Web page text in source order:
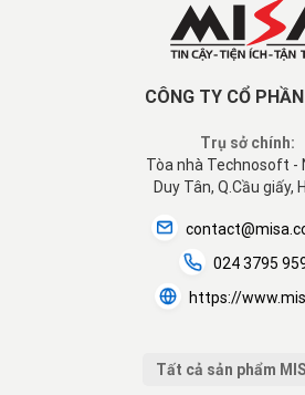
CÔNG TY CỔ
Trụ sở chính:
Tòa nhà Technosoft -
Duy Tân, Q.Cầu giấy,
024 3795
https://